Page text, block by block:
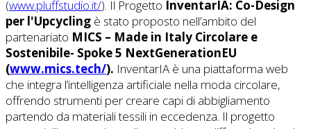
(www.pluffstudio.it/). Il Progetto InventarIA: Co-Design
per l'Upcycling è stato proposto nell’ambito del
partenariato MICS – Made in Italy Circolare e
Sostenibile- Spoke 5 NextGenerationEU
(www.mics.tech/). InventarIA è una piattaforma web
che integra l’intelligenza artificiale nella moda circolare,
offrendo strumenti per creare capi di abbigliamento
partendo da materiali tessili in eccedenza. Il progetto